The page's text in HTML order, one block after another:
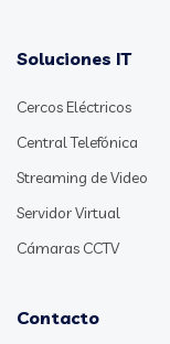
Soluciones IT
Cercos Eléctricos
Central Telefónica
Streaming de Video
Servidor Virtual
Cámaras CCTV
Contacto